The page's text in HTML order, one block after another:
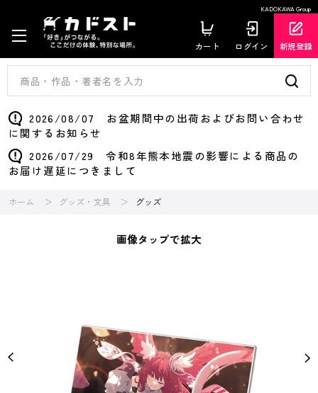
KADOKAWA Group
カート ログイン 新規登録
2026/08/07 お盆期間中の出荷およびお問い合わせ
に関するお知らせ
2026/07/29 令和8年熊本地震の影響による商品の
お届け遅延につきまして
ホーム グッズ・文具 グッズ
画像タップで拡大